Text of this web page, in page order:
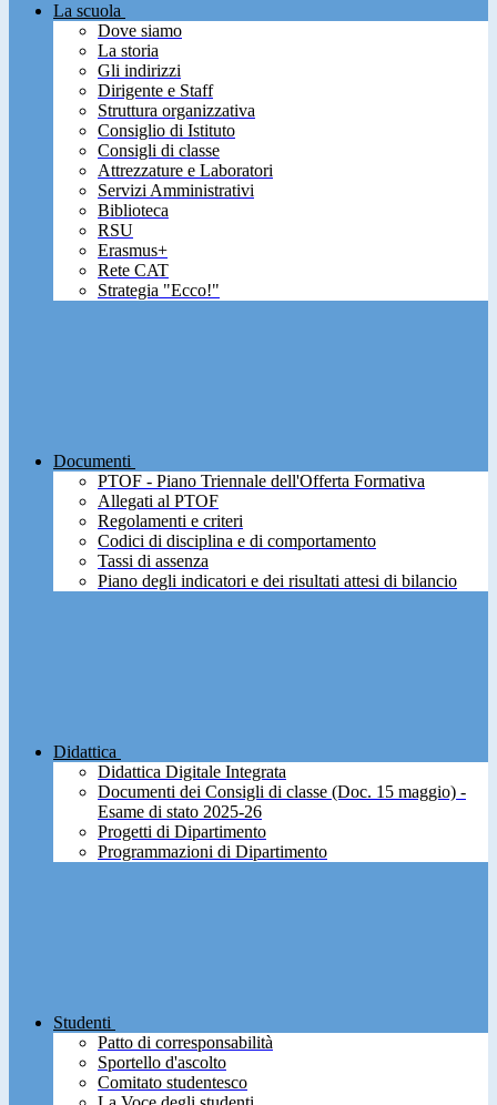
La scuola
Dove siamo
La storia
Gli indirizzi
Dirigente e Staff
Struttura organizzativa
Consiglio di Istituto
Consigli di classe
Attrezzature e Laboratori
Servizi Amministrativi
Biblioteca
RSU
Erasmus+
Rete CAT
Strategia "Ecco!"
Documenti
PTOF - Piano Triennale dell'Offerta Formativa
Allegati al PTOF
Regolamenti e criteri
Codici di disciplina e di comportamento
Tassi di assenza
Piano degli indicatori e dei risultati attesi di bilancio
Didattica
Didattica Digitale Integrata
Documenti dei Consigli di classe (Doc. 15 maggio) -
Esame di stato 2025-26
Progetti di Dipartimento
Programmazioni di Dipartimento
Studenti
Patto di corresponsabilità
Sportello d'ascolto
Comitato studentesco